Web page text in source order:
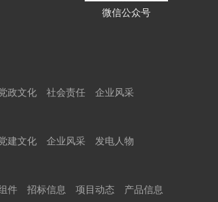
微信公众号
政文化 社会责任
企业风采
建文化 企业风采
发电人物
件 招标信息 项目动态 产品信息